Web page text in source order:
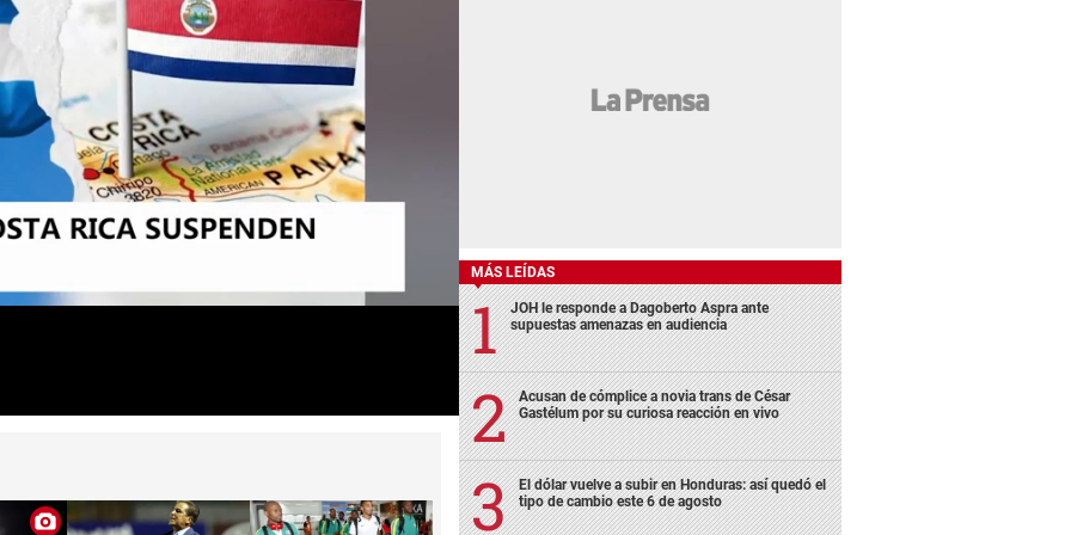
MÁS LEÍDAS
JOH le responde a Dagoberto Aspra ante
supuestas amenazas en audiencia
Acusan de cómplice a novia trans de César
Gastélum por su curiosa reacción en vivo
El dólar vuelve a subir en Honduras: así quedó el
tipo de cambio este 6 de agosto